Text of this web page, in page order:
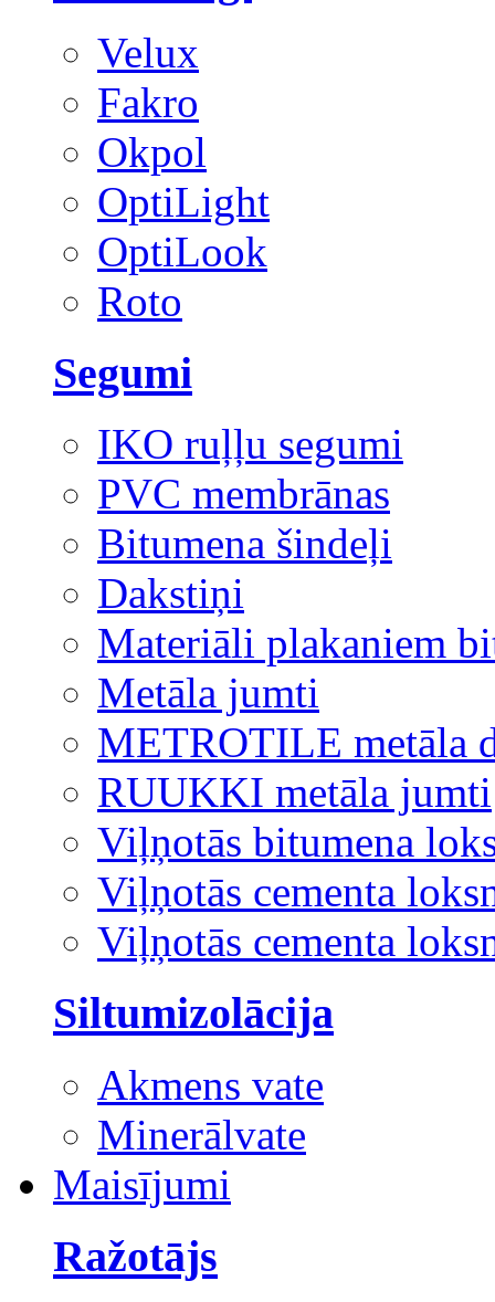
Velux
Fakro
Okpol
OptiLight
OptiLook
Roto
Segumi
IKO ruļļu segumi
PVC membrānas
Bitumena šindeļi
Dakstiņi
Materiāli plakaniem
Metāla jumti
METROTILE metāla
RUUKKI metāla jumti
Viļņotās bitumena
Viļņotās cementa
Viļņotās cementa
Siltumizolācija
Akmens vate
Minerālvate
Maisījumi
Ražotājs